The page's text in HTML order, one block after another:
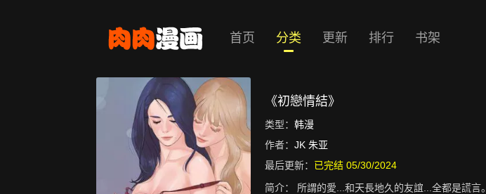
首页 分类 更新 排行 书架
《初戀情結》
类型： 韩漫
作者： JK 朱亚
最后更新： 已完结 05/30/2024
简介：
所謂的愛...和天長地久的友誼...全都是謊言。